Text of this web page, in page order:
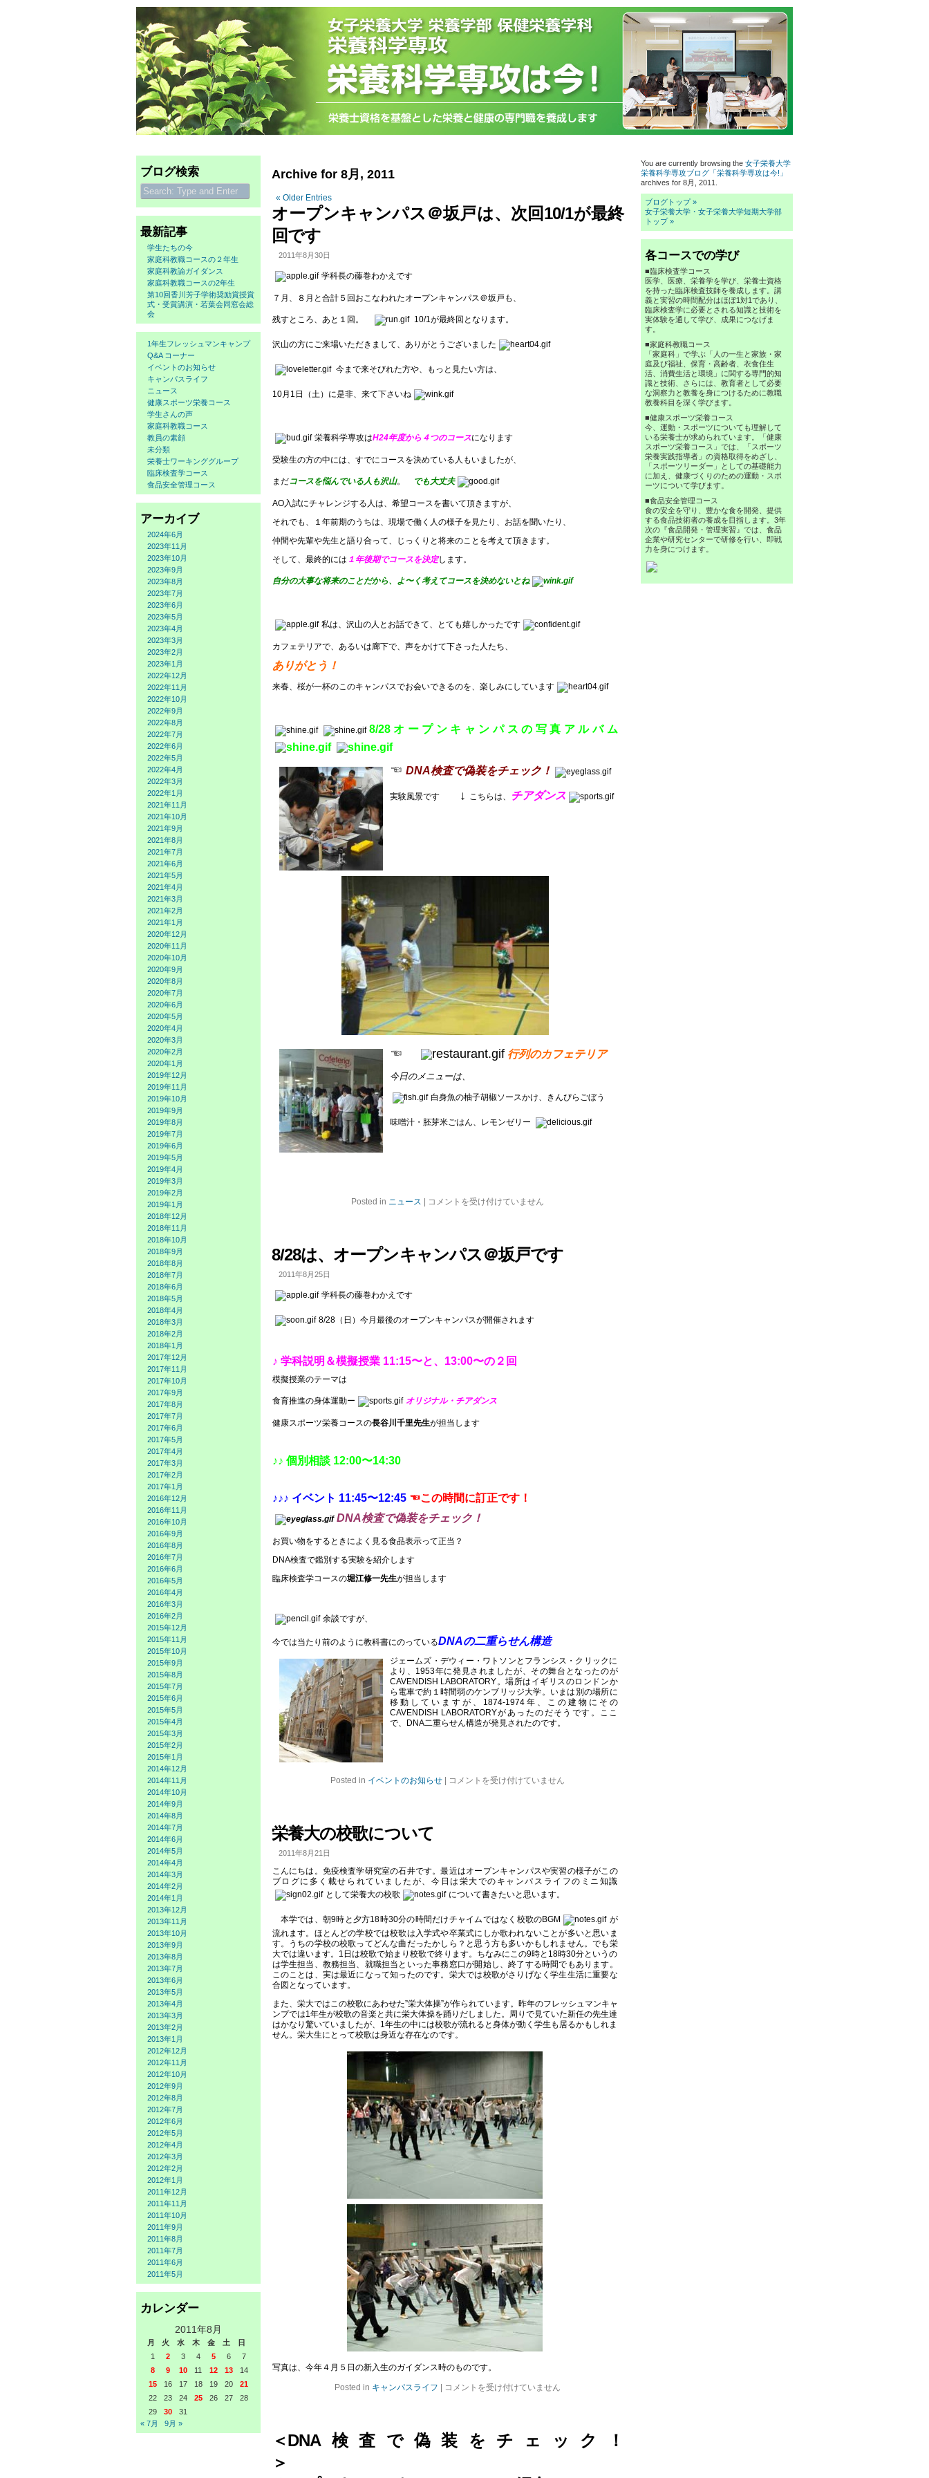
ブログ検索
最新記事
学生たちの今
家庭科教職コースの２年生
家庭科教諭ガイダンス
家庭科教職コースの2年生
第10回香川芳子学術奨励賞授賞
式・受賞講演・若葉会同窓会総
会
1年生フレッシュマンキャンプ
Q&A コーナー
イベントのお知らせ
キャンパスライフ
ニュース
健康スポーツ栄養コース
学生さんの声
家庭科教職コース
教員の素顔
未分類
栄養士ワーキンググループ
臨床検査学コース
食品安全管理コース
アーカイブ
2024年6月
2023年11月
2023年10月
2023年9月
2023年8月
2023年7月
2023年6月
2023年5月
2023年4月
2023年3月
2023年2月
2023年1月
2022年12月
2022年11月
2022年10月
2022年9月
2022年8月
2022年7月
2022年6月
2022年5月
2022年4月
2022年3月
2022年1月
2021年11月
2021年10月
2021年9月
2021年8月
2021年7月
2021年6月
2021年5月
2021年4月
2021年3月
2021年2月
2021年1月
2020年12月
2020年11月
2020年10月
2020年9月
2020年8月
2020年7月
2020年6月
2020年5月
2020年4月
2020年3月
2020年2月
2020年1月
2019年12月
2019年11月
2019年10月
2019年9月
2019年8月
2019年7月
2019年6月
2019年5月
2019年4月
2019年3月
2019年2月
2019年1月
2018年12月
2018年11月
2018年10月
2018年9月
2018年8月
2018年7月
2018年6月
2018年5月
2018年4月
2018年3月
2018年2月
2018年1月
2017年12月
2017年11月
2017年10月
2017年9月
2017年8月
2017年7月
2017年6月
2017年5月
2017年4月
2017年3月
2017年2月
2017年1月
2016年12月
2016年11月
2016年10月
2016年9月
2016年8月
2016年7月
2016年6月
2016年5月
2016年4月
2016年3月
2016年2月
2015年12月
2015年11月
2015年10月
2015年9月
2015年8月
2015年7月
2015年6月
2015年5月
2015年4月
2015年3月
2015年2月
2015年1月
2014年12月
2014年11月
2014年10月
2014年9月
2014年8月
2014年7月
2014年6月
2014年5月
2014年4月
2014年3月
2014年2月
2014年1月
2013年12月
2013年11月
2013年10月
2013年9月
2013年8月
2013年7月
2013年6月
2013年5月
2013年4月
2013年3月
2013年2月
2013年1月
2012年12月
2012年11月
2012年10月
2012年9月
2012年8月
2012年7月
2012年6月
2012年5月
2012年4月
2012年3月
2012年2月
2012年1月
2011年12月
2011年11月
2011年10月
2011年9月
2011年8月
2011年7月
2011年6月
2011年5月
カレンダー
2011年8月
月 火 水 木 金 土
日
1
2 3 4 5 6
7
8
9 10 11 12 13
14
15
16 17 18 19 20
21
22
23 24 25 26 27
28
29
30
31
« 7月
9月 »
Archive for 8月, 2011
« Older Entries
オープンキャンパス＠坂戸は、次回10/1が最終
回です
2011年8月30日
学科長の藤巻わかえです
７月、８月と合計５回おこなわれたオープンキャンパス＠坂戸も、
残すところ、あと１回。 10/1が最終回となります。
沢山の方にご来場いただきまして、ありがとうございました
今まで来そびれた方や、もっと見たい方は、
10月1日（土）に是非、来て下さいね
栄養科学専攻はH24年度から４つのコースになります
受験生の方の中には、すでにコースを決めている人もいましたが、
まだコースを悩んでいる人も沢山。 でも大丈夫
AO入試にチャレンジする人は、希望コースを書いて頂きますが、
それでも、１年前期のうちは、現場で働く人の様子を見たり、お話を聞いたり、
仲間や先輩や先生と語り合って、じっくりと将来のことを考えて頂きます。
そして、最終的には １年後期でコースを決定します。
自分の大事な将来のことだから、よ〜く考えてコースを決めないとね
私は、沢山の人とお話できて、とても嬉しかったです
カフェテリアで、あるいは廊下で、声をかけて下さった人たち、
ありがとう！
来春、桜が一杯のこのキャンパスでお会いできるのを、楽しみにしています
8/28オープンキャンパスの写真アルバム
☜ DNA検査で偽装をチェック！
実験風景です ↓ こちらは、 チアダンス
☜ 行列のカフェテリア
今日のメニューは、
白身魚の柚子胡椒ソースかけ、きんぴらごぼう
味噌汁・胚芽米ごはん、レモンゼリー
Posted in ニュース | オ
キ
ャ
坂
回
最
回
コメントを受け付けていません
8/28は、オープンキャンパス＠坂戸です
2011年8月25日
学科長の藤巻わかえです
8/28（日）今月最後のオープンキャンパスが開催されます
♪ 学科説明＆模擬授業 11:15〜と、13:00〜の２回
模擬授業のテーマは
食育推進の身体運動ー オリジナル・チアダンス
健康スポーツ栄養コースの長谷川千里先生が担当します
♪♪ 個別相談 12:00〜14:30
♪♪♪ イベント 11:45〜12:45 ☜この時間に訂正です！
DNA検査で偽装をチェック！
お買い物をするときによく見る食品表示って正当？
DNA検査で鑑別する実験を紹介します
臨床検査学コースの堀江修一先生が担当します
余談ですが、
今では当たり前のように教科書にのっているDNAの二重らせん構造
ジェームズ・デウィー・ワトソンとフランシス・クリックに
より、1953年に発見されましたが、その舞台となったのが
CAVENDISH LABORATORY。場所はイギリスのロンドンか
ら電車で約１時間弱のケンブリッジ大学。いまは別の場所に
移動していますが、1874-1974年、この建物にその
CAVENDISH LABORATORYがあったのだそうです。ここ
で、DNA二重らせん構造が発見されたのです。
Posted in イベントのお知らせ | 8/28
ン
パ
ス
坂
戸
で
す
は
コメントを受け付けていません
栄養大の校歌について
2011年8月21日
こんにちは。免疫検査学研究室の石井です。最近はオープンキャンパスや実習の様子がこの
ブログに多く載せられていましたが、今日は栄大でのキャンパスライフのミニ知識
として栄養大の校歌
について書きたいと思います。
本学では、朝9時と夕方18時30分の時間だけチャイムではなく校歌のBGM
が
流れます。ほとんどの学校では校歌は入学式や卒業式にしか歌われないことが多いと思いま
す。うちの学校の校歌ってどんな曲だったかしら？と思う方も多いかもしれません。でも栄
大では違います。1日は校歌で始まり校歌で終ります。ちなみにこの9時と18時30分というの
は学生担当、教務担当、就職担当といった事務窓口が開始し、終了する時間でもあります。
このことは、実は最近になって知ったのです。栄大では校歌がさりげなく学生生活に重要な
合図となっています。
また、栄大ではこの校歌にあわせた”栄大体操”が作られています。昨年のフレッシュマンキャ
ンプでは1年生が校歌の音楽と共に栄大体操を踊りだしました。周りで見ていた新任の先生達
はかなり驚いていましたが、1年生の中には校歌が流れると身体が動く学生も居るかもしれま
せん。栄大生にとって校歌は身近な存在なのです。
写真は、今年４月５日の新入生のガイダンス時のものです。
Posted in キャンパスライフ | 栄
校
歌
コメントを受け付けていません
＜DNA検査で偽装をチェック！
＞
You are currently browsing the 女子栄養大学
栄養科学専攻ブログ「栄養科学専攻は今!」
archives for 8月, 2011.
ブログトップ »
女子栄養大学・女子栄養大学短期大学部
トップ »
各コースでの学び
■臨床検査学コース
医学、医療、栄養学を学び、栄養士資格
を持った臨床検査技師を養成します。講
義と実習の時間配分はほぼ1対1であり、
臨床検査学に必要とされる知識と技術を
実体験を通して学び、成果につなげま
す。
■家庭科教職コース
「家庭科」で学ぶ「人の一生と家族・家
庭及び福祉、保育・高齢者、衣食住生
活、消費生活と環境」に関する専門的知
識と技術、さらには、教育者として必要
な洞察力と教養を身につけるために教職
教養科目を深く学びます。
■健康スポーツ栄養コース
今、運動・スポーツについても理解して
いる栄養士が求められています。「健康
スポーツ栄養コース」では、「スポーツ
栄養実践指導者」の資格取得をめざし、
「スポーツリーダー」としての基礎能力
に加え、健康づくりのための運動・スポ
ーツについて学びます。
■食品安全管理コース
食の安全を守り、豊かな食を開発、提供
する食品技術者の養成を目指します。3年
次の『食品開発・管理実習』では、食品
企業や研究センターで研修を行い、即戦
力を身につけます。